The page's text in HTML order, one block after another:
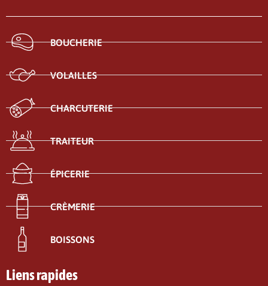
BOUCHERIE
VOLAILLES
CHARCUTERIE
TRAITEUR
ÉPICERIE
CRÈMERIE
BOISSONS
Liens rapides